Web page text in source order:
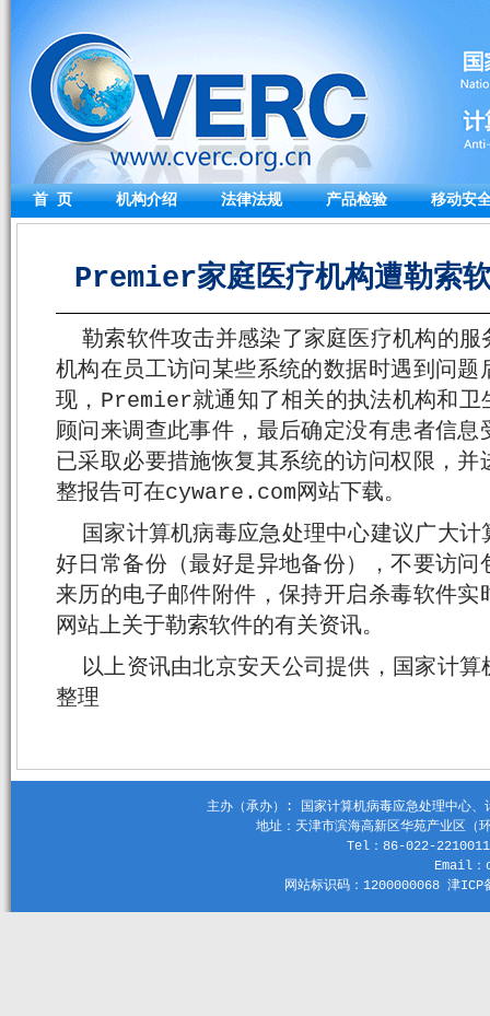
首 页 机构介绍 法律法规 产品检验 移动安
Premier家庭医疗机构遭勒
勒索软件攻击并感染了家庭医疗机构的
机构在员工访问某些系统的数据时遇到问
现，Premier就通知了相关的执法机构和卫
顾问来调查此事件，最后确定没有患者信
已采取必要措施恢复其系统的访问权限，
整报告可在cyware.com网站下载。
国家计算机病毒应急处理中心建议广大
好日常备份（最好是异地备份），不要访
来历的电子邮件附件，保持开启杀毒软件
网站上关于勒索软件的有关资讯。
以上资讯由北京安天公司提供，国家计
整理
主办（承办）: 国家计算机病毒应急处理中心
地址：天津市滨海高新区华苑产业区
Tel：86-022-
Email
网站标识码：1200000068 津